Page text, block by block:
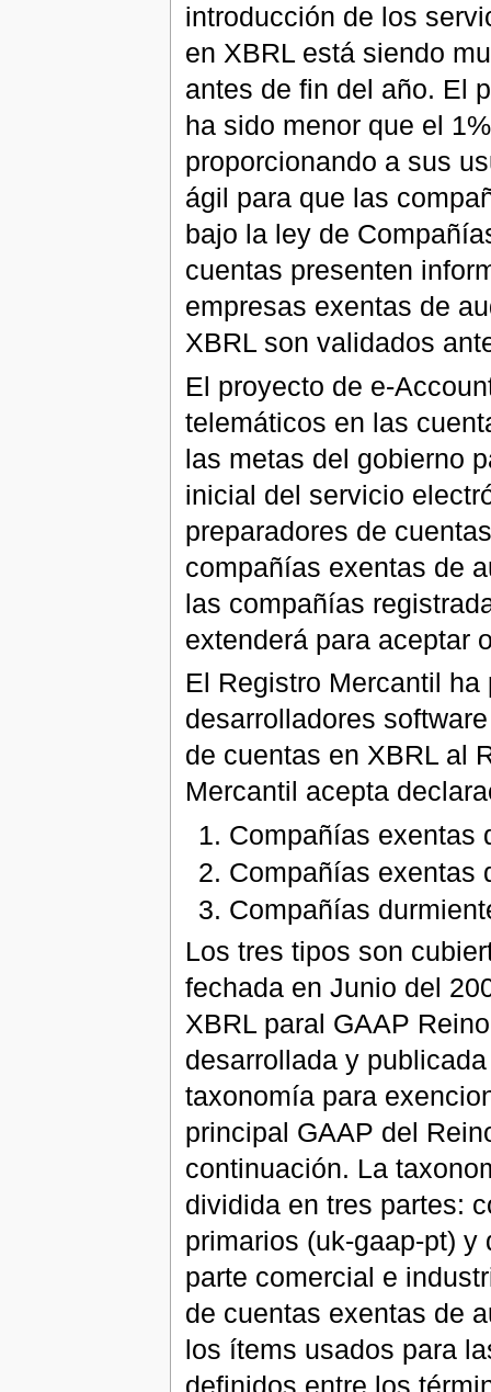
introducción de los
en XBRL está siendo
antes de fin del año. El
ha sido menor que el
proporcionando a sus
ágil para que las
bajo la ley de
cuentas presenten
empresas exentas de
XBRL son validados
El proyecto de e-
telemáticos en las
las metas del gobierno
inicial del servicio
preparadores de
compañías exentas de
las compañías
extenderá para aceptar
El Registro Mercantil
desarrolladores
de cuentas en XBRL al
Mercantil acepta
Compañías exentas
Compañías exentas
Compañías
Los tres tipos son
fechada en Junio del
XBRL paral GAAP
desarrollada y
taxonomía para
principal GAAP del
continuación. La
dividida en tres partes:
primarios (uk-gaap-pt)
parte comercial e
de cuentas exentas de
los ítems usados para
definidos entre los